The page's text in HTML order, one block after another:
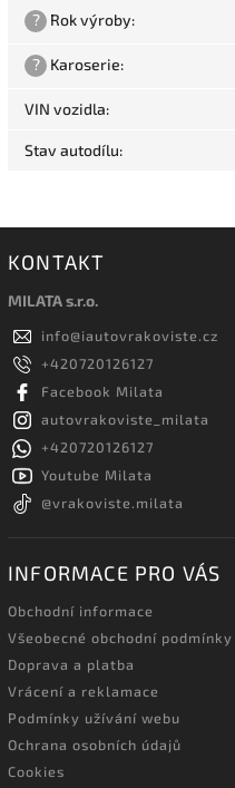
? Rok výroby:
? Karoserie:
VIN vozidla:
Stav autodílu:
KONTAKT
MILATA s.r.o.
info@iautovrakoviste.cz
+420720126127
Facebook Milata
autovrakoviste_milata
+420720126127
Youtube Milata
@vrakoviste.milata
INFORMACE PRO VÁS
Obchodní informace
Všeobecné obchodní podmínky
Doprava a platba
Vrácení a reklamace
Podmínky užívání webu
Ochrana osobních údajů
Cookies